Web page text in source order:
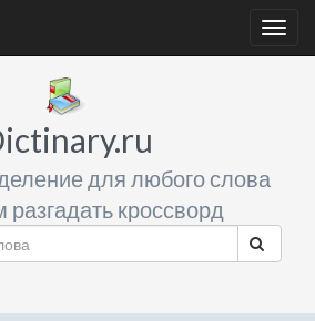
для любого слова
кроссворд